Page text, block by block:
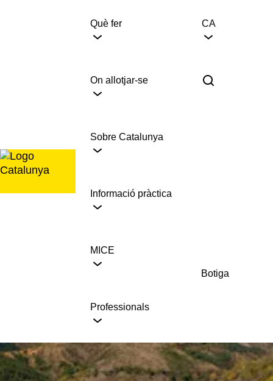
Què fer
On allotjar-se
Sobre Catalunya
Informació pràctica
MICE
Professionals
CA
Botiga